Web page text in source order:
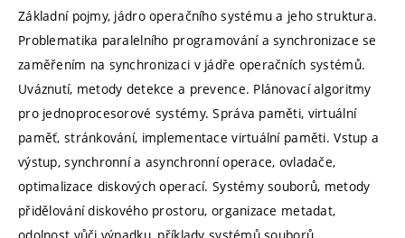
Základní pojmy, jádro operačního systému a jeho struktura.
Problematika paralelního programování a synchronizace se
zaměřením na synchronizaci v jádře operačních systémů.
Uváznutí, metody detekce a prevence. Plánovací algoritmy
pro jednoprocesorové systémy. Správa paměti, virtuální
paměť, stránkování, implementace virtuální paměti. Vstup a
výstup, synchronní a asynchronní operace, ovladače,
optimalizace diskových operací. Systémy souborů, metody
přidělování diskového prostoru, organizace metadat,